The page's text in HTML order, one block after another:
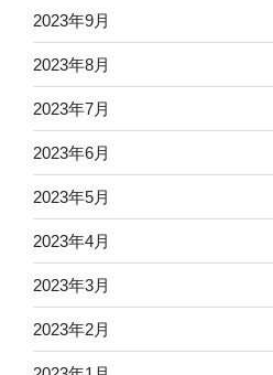
2023年9月
2023年8月
2023年7月
2023年6月
2023年5月
2023年4月
2023年3月
2023年2月